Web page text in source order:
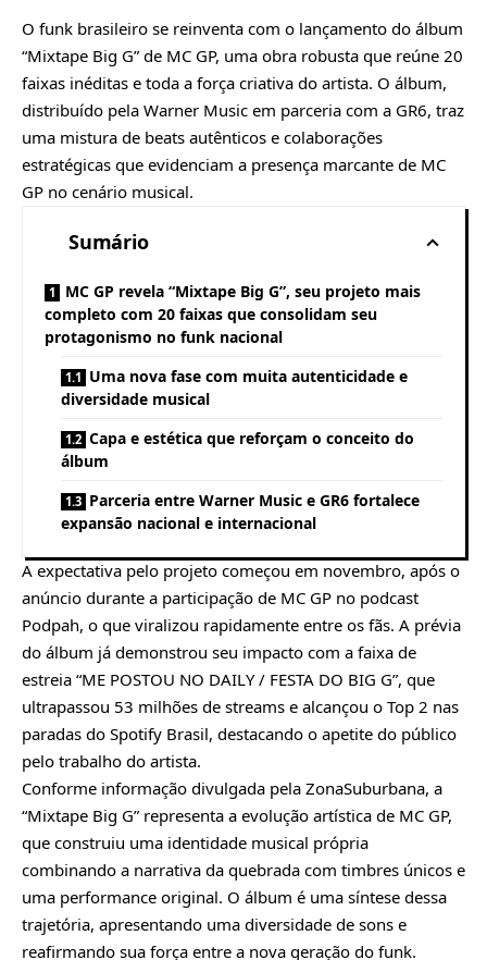
O funk brasileiro se reinventa com o lançamento do álbum
“Mixtape Big G” de MC GP, uma obra robusta que reúne 20
faixas inéditas e toda a força criativa do artista. O álbum,
distribuído pela Warner Music em parceria com a GR6, traz
uma mistura de beats autênticos e colaborações
estratégicas que evidenciam a presença marcante de MC
GP no cenário musical.
Sumário
MC GP revela “Mixtape Big G”, seu projeto mais
completo com 20 faixas que consolidam seu
protagonismo no funk nacional
Uma nova fase com muita autenticidade e
diversidade musical
Capa e estética que reforçam o conceito do
álbum
Parceria entre Warner Music e GR6 fortalece
expansão nacional e internacional
A expectativa pelo projeto começou em novembro, após o
anúncio durante a participação de MC GP no podcast
Podpah, o que viralizou rapidamente entre os fãs. A prévia
do álbum já demonstrou seu impacto com a faixa de
estreia “ME POSTOU NO DAILY / FESTA DO BIG G”, que
ultrapassou 53 milhões de streams e alcançou o Top 2 nas
paradas do Spotify Brasil, destacando o apetite do público
pelo trabalho do artista.
Conforme informação divulgada pela ZonaSuburbana, a
“Mixtape Big G” representa a evolução artística de MC GP,
que construiu uma identidade musical própria
combinando a narrativa da quebrada com timbres únicos e
uma performance original. O álbum é uma síntese dessa
trajetória, apresentando uma diversidade de sons e
reafirmando sua força entre a nova geração do funk.